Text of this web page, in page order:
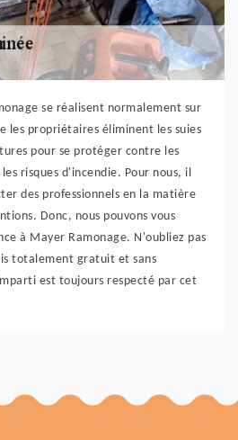
se réalisent normalement sur
les propriétaires éliminent les suies
pour se protéger contre les
risques d'incendie. Pour nous, il
des professionnels en la matière
Donc, nous pouvons vous
à Mayer Ramonage. N'oubliez pas
totalement gratuit et sans
est toujours respecté par cet